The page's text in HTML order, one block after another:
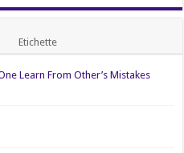
Etichette
Learn From Other’s Mistakes